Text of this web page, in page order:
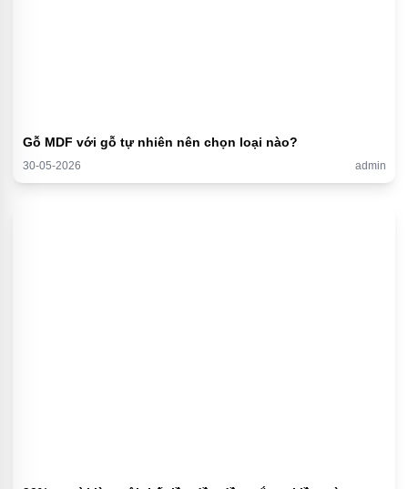
Gỗ MDF với gỗ tự nhiên nên chọn loại nào?
30-05-2026 admin